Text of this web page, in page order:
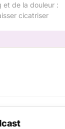
et de la douleur :
cicatriser